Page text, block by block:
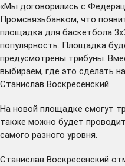
«Мы договорились с
Промсвязьбанком, что
площадка для баскетбола
популярность. Площадка
предусмотрены трибуны.
выбираем, где это сделать
Станислав Воскресенский.
На новой площадке смогут
также можно будет
самого разного уровня.
Станислав Воскресенский